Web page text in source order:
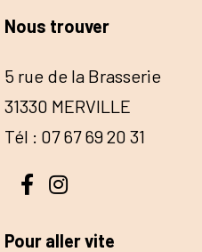
Nous trouver
5 rue de la Brasserie
31330 MERVILLE
Tél : 07 67 69 20 31
Pour aller vite